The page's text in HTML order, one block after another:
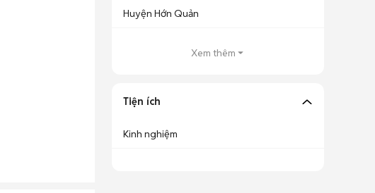
Huyện Hớn Quản
Xem thêm
Tiện ích
Kinh nghiệm